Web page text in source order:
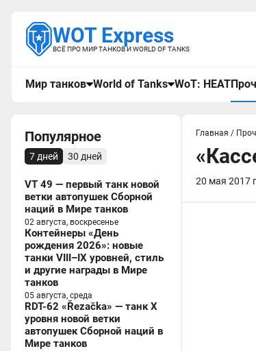
WOT Express
ВСЁ ПРО МИР ТАНКОВ И WORLD OF TANKS
Мир танков World of Tanks WoT: HEAT
Популярное
7 дней 30 дней
VT 49 — первый танк новой
ветки автопушек Сборной
наций в Мире танков
02 августа, воскресенье
Контейнеры «День
рождения 2026»: новые
танки VIII–IX уровней, стиль
и другие награды в Мире
танков
05 августа, среда
RDT-62 «Řezačka» — танк X
уровня новой ветки
автопушек Сборной наций в
Мире танков
Главная /
20 мая 2017